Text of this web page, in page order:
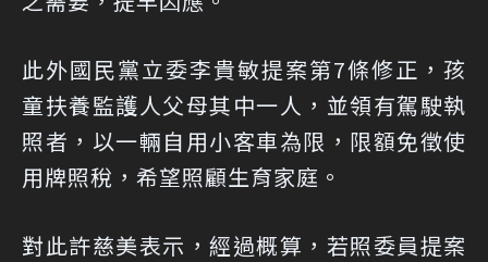
此外國民黨立委李貴敏提案第7條修正，孩
童扶養監護人父母其中一人，並領有駕駛執
照者，以一輛自用小客車為限，限額免徵使
用牌照稅，希望照顧生育家庭。
對此許慈美表示，經過概算，若照委員提案